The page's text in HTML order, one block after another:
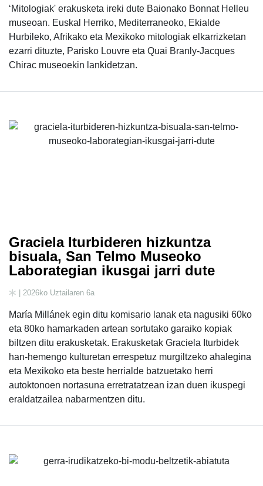
‘Mitologiak' erakusketa ireki dute Baionako Bonnat Helleu
museoan. Euskal Herriko, Mediterraneoko, Ekialde
Hurbileko, Afrikako eta Mexikoko mitologiak elkarrizketan
ezarri dituzte, Parisko Louvre eta Quai Branly-Jacques
Chirac museoekin lankidetzan.
Graciela Iturbideren hizkuntza
bisuala, San Telmo Museoko
Laborategian ikusgai jarri dute
| 2026ko Uztailaren 6a
María Millánek egin ditu komisario lanak eta nagusiki 60ko
eta 80ko hamarkaden artean sortutako garaiko kopiak
biltzen ditu erakusketak. Erakusketak Graciela Iturbidek
han-hemengo kulturetan errespetuz murgiltzeko ahalegina
eta Mexikoko eta beste herrialde batzuetako herri
autoktonoen nortasuna erretratatzean izan duen ikuspegi
eraldatzailea nabarmentzen ditu.